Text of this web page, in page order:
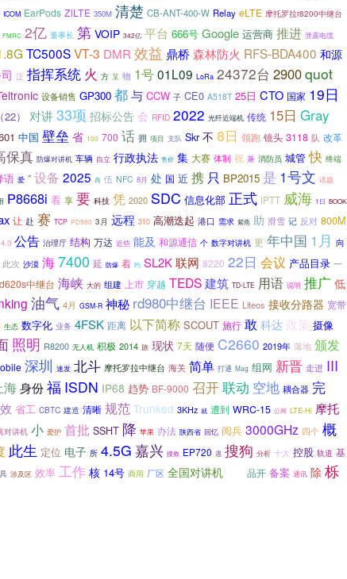
ICOM EarPods ZiLTE 350M 清楚 CB-ANT-400-W Relay eLTE 摩托罗拉r8200中继台
FMRC 2亿 董事长 第 VOIP 342亿 平台 666号 Google 运营商 推进 泄露电缆
TC500SVT-3 DMR 效益 鼎桥森林防火 RFS-BDA400 和源
泛 指挥系统 火 方 某 物 1号01L09 LoRa 24372台 2900quot
设备销售 GP300 都与 CCW 子 CE0 A518T 25日 CTO 国家 19日
） 对讲33项 招标公告 会 RFID 2022 光纤近端机 传统 15日 Gray
中国 壁垒 省 100 700 话 拥 项目 支队 Skr 不 8日 领跑 镜头 3118 队 改革
保真 防爆对讲机 车辆 自立 行政执法 售价 集 大赛 体制 祝 兼 消防员 城管 快 终端
语 爱 ” 设备 2025 再 伍 NFC 8月 处 国 近 携 只 BP2015 是 1号文 话题
P8668i 看 享 要 科技 凭 2020 SDC 信息化部 正式 iPTT 威海 1日 BOOK
让 赴 赛 TCP PD980 3月 远程 310 高潮迭起 港口 需求 紫燕 助 滑雪 记 反对 800M
4.0 公告 治理厅 结构 万达 近些 能及 和源通信 个 数字对讲机 更 年中国 1月 向
此次 沙漠 海7400 延 防爆 着 约 SL2K联网 8220 22日 会议 产品目录 一
中继台 海峡 大的 组建 上市 穿越 TEDS建筑 TD-LTE 用语 说明 推广 低
油气 4月 GSM-R 神秘 rd980中继台 IEEE Liteos 接收分路器 宽带
生态 数字化 业务 4FSK 距离 以下简称 SCOUT 施行 敢 科达 政策 摄像
照明 R8200 无人机 积极 2014 旅 现状 7天 随便 C2660 2019年 落地 颁发
深圳 速发 北斗 摩托罗拉中继台 海关 简单 打通 Mag 组网 新晋 走进 III
海身份福 ISDN IP68 趋势 BF-9000 召开联动 空地 耦合器 完
省工 CBTC 建造 清晰 规范 Trunked 3KHz 就 遭到 WRC-15 公网 LTE-Hi 摩托
对讲机 小 爱护 首批 SSHT 降 苹果 办法 陕西省 回忆 阅兵 3000GHz 四个 概
此生 定位 电子 所 4.5G 嘉兴 搜救 EP720 遇 搜狗 分析 十大 控股 轨道 基
具 涉及区 效率 工作 核 14号 商用 厂区 全国对讲机 品开 备案 通讯 除 栎